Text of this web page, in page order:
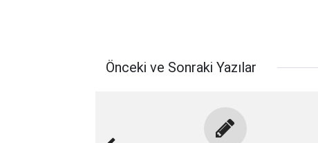
Önceki ve Sonraki Yazılar